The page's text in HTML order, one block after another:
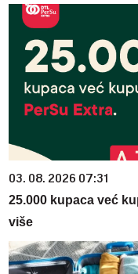
03. 08. 2026 07:31
25.000 kupaca već
više